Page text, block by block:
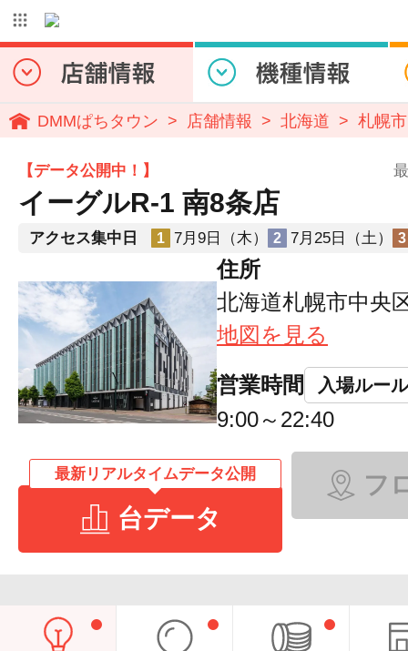
DMMぱちタウン 店舗情報 北海道 札幌
【データ公開中！】
イーグルR-1 南8条店
アクセス集中日 1 7月9日（木） 2 7月25日（土） 3
住所
北海道札幌市中央
地図を見る
営業時間 入場ルール
9:00～22:40
最新リアルタイムデータ公開
台データ
フ